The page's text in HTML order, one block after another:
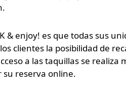
& enjoy! es que todas sus
clientes la posibilidad de
a las taquillas se realiza
su reserva online.